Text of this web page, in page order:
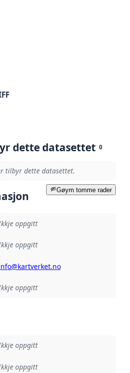
dette datasettet 0
tilbyr dette datasettet.
Gøym tomme rader
oppgitt
oppgitt
oppgitt
oppgitt
: oppgitt